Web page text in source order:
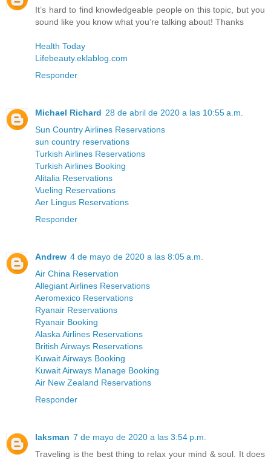
It’s hard to find knowledgeable people on this topic, but you
sound like you know what you’re talking about! Thanks
Health Today
Lifebeauty.eklablog.com
Responder
Michael Richard 28 de abril de 2020 a las 10:55 a.m.
Sun Country Airlines Reservations
sun country reservations
Turkish Airlines Reservations
Turkish Airlines Booking
Alitalia Reservations
Vueling Reservations
Aer Lingus Reservations
Responder
Andrew 4 de mayo de 2020 a las 8:05 a.m.
Air China Reservation
Allegiant Airlines Reservations
Aeromexico Reservations
Ryanair Reservations
Ryanair Booking
Alaska Airlines Reservations
British Airways Reservations
Kuwait Airways Booking
Kuwait Airways Manage Booking
Air New Zealand Reservations
Responder
laksman 7 de mayo de 2020 a las 3:54 p.m.
Traveling is the best thing to relax your mind & soul. It does